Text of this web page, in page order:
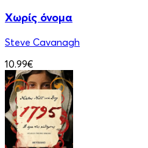
Χωρίς όνομα
Steve Cavanagh
10.99€